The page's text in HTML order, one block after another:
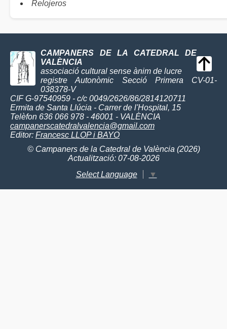
Relojeros
CAMPANERS DE LA CATEDRAL DE
VALÈNCIA
associació cultural sense ànim de lucre
registre Autonòmic Secció Primera CV-01-
038378-V
CIF G-97540959 - c/c 0049/2626/86/2814120711
Ermita de Santa Llúcia - Carrer de l'Hospital, 15
Telèfon 636 066 978 - 46001 - VALÈNCIA
campanerscatedralvalencia@gmail.com
Editor: Francesc LLOP i BAYO
© Campaners de la Catedral de València (2026)
Actualització: 07-08-2026
Select Language
▼